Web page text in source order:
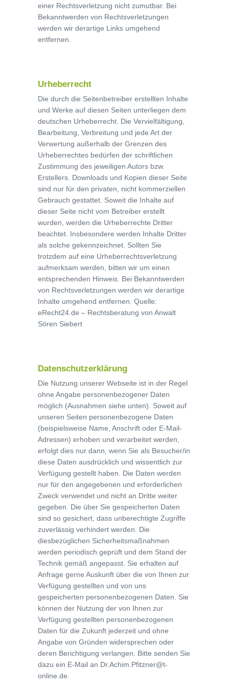
einer Rechtsverletzung nicht zumutbar. Bei
Bekanntwerden von Rechtsverletzungen
werden wir derartige Links umgehend
entfernen.
Urheberrecht
Die durch die Seitenbetreiber erstellten Inhalte
und Werke auf diesen Seiten unterliegen dem
deutschen Urheberrecht. Die Vervielfältigung,
Bearbeitung, Verbreitung und jede Art der
Verwertung außerhalb der Grenzen des
Urheberrechtes bedürfen der schriftlichen
Zustimmung des jeweiligen Autors bzw.
Erstellers. Downloads und Kopien dieser Seite
sind nur für den privaten, nicht kommerziellen
Gebrauch gestattet. Soweit die Inhalte auf
dieser Seite nicht vom Betreiber erstellt
wurden, werden die Urheberrechte Dritter
beachtet. Insbesondere werden Inhalte Dritter
als solche gekennzeichnet. Sollten Sie
trotzdem auf eine Urheberrechtsverletzung
aufmerksam werden, bitten wir um einen
entsprechenden Hinweis. Bei Bekanntwerden
von Rechtsverletzungen werden wir derartige
Inhalte umgehend entfernen. Quelle:
eRecht24.de – Rechtsberatung von Anwalt
Sören Siebert
Datenschutzerklärung
Die Nutzung unserer Webseite ist in der Regel
ohne Angabe personenbezogener Daten
möglich (Ausnahmen siehe unten). Soweit auf
unseren Seiten personenbezogene Daten
(beispielsweise Name, Anschrift oder E-Mail-
Adressen) erhoben und verarbeitet werden,
erfolgt dies nur dann, wenn Sie als Besucher/in
diese Daten ausdrücklich und wissentlich zur
Verfügung gestellt haben. Die Daten werden
nur für den angegebenen und erforderlichen
Zweck verwendet und nicht an Dritte weiter
gegeben. Die über Sie gespeicherten Daten
sind so gesichert, dass unberechtigte Zugriffe
zuverlässig verhindert werden. Die
diesbezüglichen Sicherheitsmaßnahmen
werden periodisch geprüft und dem Stand der
Technik gemäß angepasst. Sie erhalten auf
Anfrage gerne Auskunft über die von Ihnen zur
Verfügung gestellten und von uns
gespeicherten personenbezogenen Daten. Sie
können der Nutzung der von Ihnen zur
Verfügung gestellten personenbezogenen
Daten für die Zukunft jederzeit und ohne
Angabe von Gründen widersprechen oder
deren Berichtigung verlangen. Bitte senden Sie
dazu ein E-Mail an Dr.Achim.Pfitzner@t-
online.de.